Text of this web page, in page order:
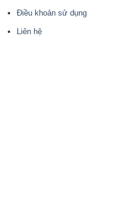
Điều khoản sử dụng
Liên hệ